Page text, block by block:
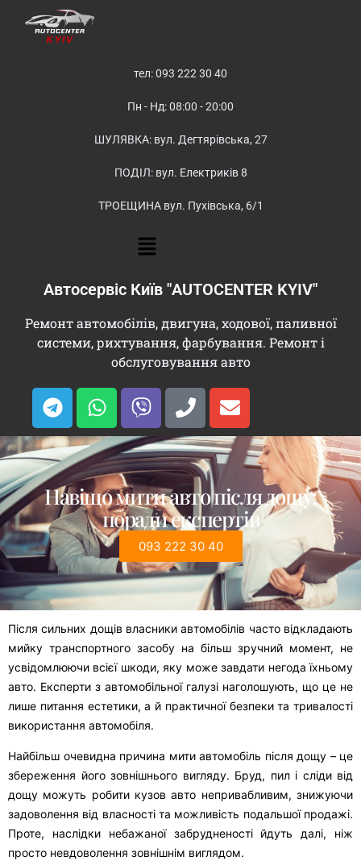
тел: 093 222 30 40
Пн - Нд: 08:00 - 20:00
ШУЛЯВКА: вул. Дегтярівська, 27
ПОДІЛ: вул. Електриків 8
ТРОЕЩИНА вул. Пухівська, 6/1
Автосервіс Київ "AUTOCENTER KYIV"
Ремонт автомобілів, двигуна, ходової, паливної
системи, рихтування, фарбування. Ремонт і
обслуговування авто
Навіщо мити авто після дощу:
поради експертів
093 222 30 40
Після сильних дощів власники автомобілів часто відкладають
мийку транспортного засобу на більш зручний момент, не
усвідомлюючи всієї шкоди, яку може завдати негода їхньому
авто. Експерти з автомобільної галузі наголошують, що це не
лише питання естетики, а й практичної безпеки та тривалості
використання автомобіля.
Найбільш очевидна причина мити автомобіль після дощу – це
збереження його зовнішнього вигляду. Бруд, пил і сліди від
дощу можуть робити кузов авто непривабливим, знижуючи
задоволення від власності та можливість подальшої продажі.
Проте, наслідки небажаної забрудненості йдуть далі, ніж
просто невдоволення зовнішнім виглядом.